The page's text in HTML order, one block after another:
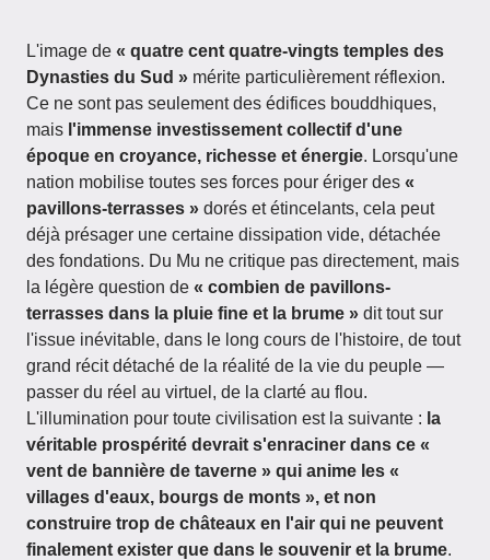
L'image de « quatre cent quatre-vingts temples des
Dynasties du Sud » mérite particulièrement réflexion.
Ce ne sont pas seulement des édifices bouddhiques,
mais l'immense investissement collectif d'une
époque en croyance, richesse et énergie. Lorsqu'une
nation mobilise toutes ses forces pour ériger des «
pavillons-terrasses » dorés et étincelants, cela peut
déjà présager une certaine dissipation vide, détachée
des fondations. Du Mu ne critique pas directement, mais
la légère question de « combien de pavillons-
terrasses dans la pluie fine et la brume » dit tout sur
l'issue inévitable, dans le long cours de l'histoire, de tout
grand récit détaché de la réalité de la vie du peuple —
passer du réel au virtuel, de la clarté au flou.
L'illumination pour toute civilisation est la suivante : la
véritable prospérité devrait s'enraciner dans ce «
vent de bannière de taverne » qui anime les «
villages d'eaux, bourgs de monts », et non
construire trop de châteaux en l'air qui ne peuvent
finalement exister que dans le souvenir et la brume.